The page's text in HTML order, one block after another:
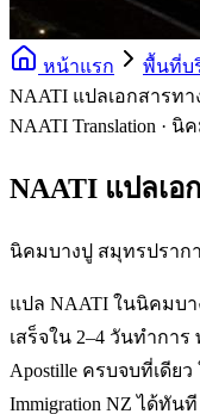
หน้าแรก พื้นที่บ
NAATI แปลเอกสารทา
NAATI Translation ·
NAATI แปลเอ
นิคมบางปู สมุทรปราก
แปล NAATI ในนิคมบ
เสร็จใน 2–4 วันทำกา
Apostille ครบจบที่เดียว
Immigration NZ ได้ทันที